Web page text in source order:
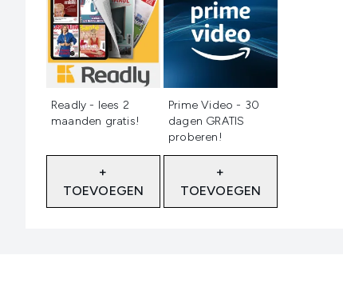
Readly - lees 2
maanden gratis!
+
TOEVOEGEN
Prime Video - 30
dagen GRATIS
proberen!
+
TOEVOEGEN